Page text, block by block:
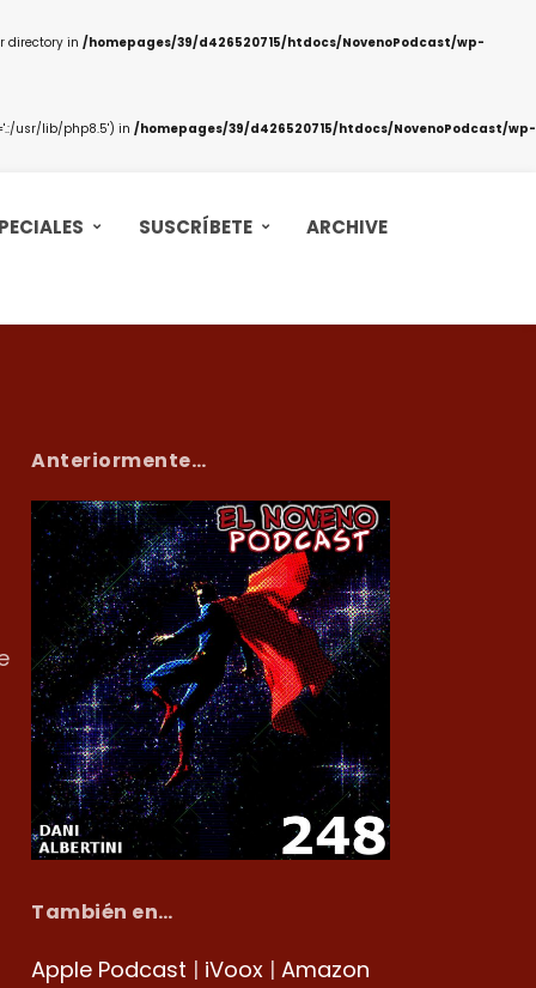
directory in /homepages/39/d426520715/htdocs/NovenoPodcast/wp-
usr/lib/php8.5') in /homepages/39/d426520715/htdocs/NovenoPodcast/wp-
SUSCRÍBETE ARCHIVE
Anteriormente…
También en…
Apple Podcast | iVoox | Amazon